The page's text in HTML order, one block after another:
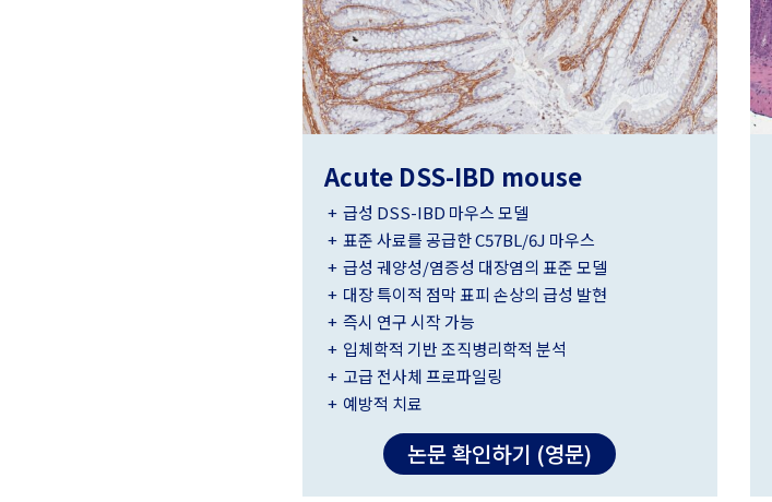
Acute DSS-IBD mouse
급성 DSS-IBD 마우스 모델
표준 사료를 공급한 C57BL/6J 마우스
급성 궤양성/염증성 대장염의 표준 모델
대장 특이적 점막 표피 손상의 급성 발현
즉시 연구 시작 가능
입체학적 기반 조직병리학적 분석
고급 전사체 프로파일링
예방적 치료
논문 확인하기 (영문)